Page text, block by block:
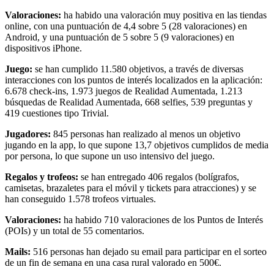
Valoraciones: ha habido una valoración muy positiva en las tiendas
online, con una puntuación de 4,4 sobre 5 (28 valoraciones) en
Android, y una puntuación de 5 sobre 5 (9 valoraciones) en
dispositivos iPhone.
Juego: se han cumplido 11.580 objetivos, a través de diversas
interacciones con los puntos de interés localizados en la aplicación:
6.678 check-ins, 1.973 juegos de Realidad Aumentada, 1.213
búsquedas de Realidad Aumentada, 668 selfies, 539 preguntas y
419 cuestiones tipo Trivial.
Jugadores: 845 personas han realizado al menos un objetivo
jugando en la app, lo que supone 13,7 objetivos cumplidos de media
por persona, lo que supone un uso intensivo del juego.
Regalos y trofeos: se han entregado 406 regalos (bolígrafos,
camisetas, brazaletes para el móvil y tickets para atracciones) y se
han conseguido 1.578 trofeos virtuales.
Valoraciones: ha habido 710 valoraciones de los Puntos de Interés
(POIs) y un total de 55 comentarios.
Mails: 516 personas han dejado su email para participar en el sorteo
de un fin de semana en una casa rural valorado en 500€.